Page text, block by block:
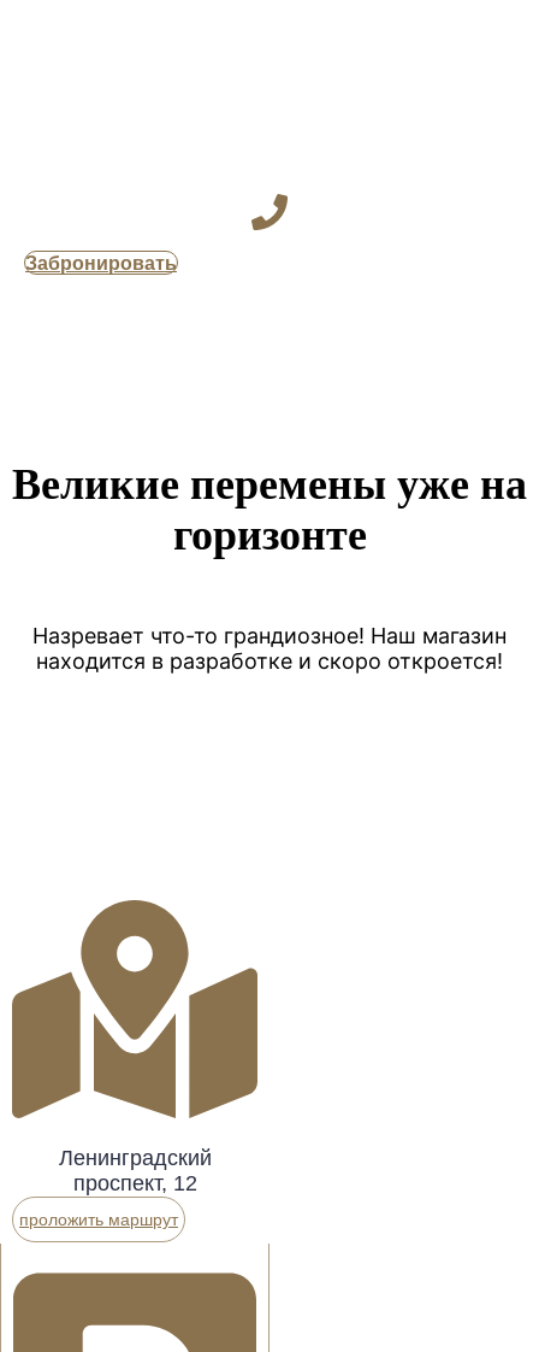
Забронировать
Великие перемены уже на
горизонте
Назревает что-то грандиозное! Наш магазин
находится в разработке и скоро откроется!
Ленинградский
проспект, 12
проложить маршрут